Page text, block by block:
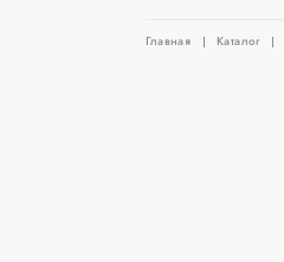
Главная Каталог